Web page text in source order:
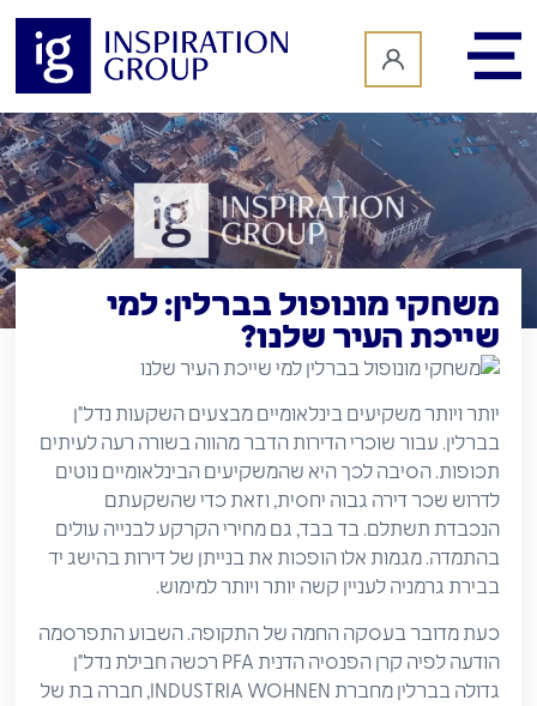
משחקי מונופול בברלין: למי
שייכת העיר שלנו?
יותר ויותר משקיעים בינלאומיים מבצעים השקעות נדל"ן
בברלין. עבור שוכרי הדירות הדבר מהווה בשורה רעה לעיתים
תכופות. הסיבה לכך היא שהמשקיעים הבינלאומיים נוטים
לדרוש שכר דירה גבוה יחסית, וזאת כדי שהשקעתם
הנכבדת תשתלם. בד בבד, גם מחירי הקרקע לבנייה עולים
בהתמדה. מגמות אלו הופכות את בנייתן של דירות בהישג יד
בבירת גרמניה לעניין קשה יותר ויותר למימוש.
כעת מדובר בעסקה החמה של התקופה. השבוע התפרסמה
הודעה לפיה קרן הפנסיה הדנית PFA רכשה חבילת נדל"ן
גדולה בברלין מחברת INDUSTRIA WOHNEN, חברה בת של